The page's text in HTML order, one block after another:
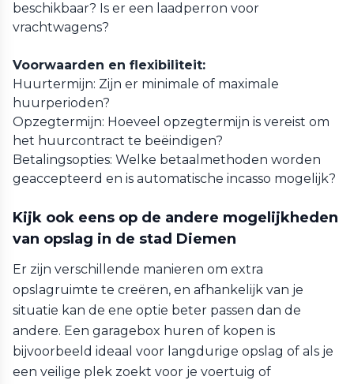
beschikbaar? Is er een laadperron voor
vrachtwagens?
Voorwaarden en flexibiliteit:
Huurtermijn: Zijn er minimale of maximale
huurperioden?
Opzegtermijn: Hoeveel opzegtermijn is vereist om
het huurcontract te beëindigen?
Betalingsopties: Welke betaalmethoden worden
geaccepteerd en is automatische incasso mogelijk?
Kijk ook eens op de andere mogelijkheden
van opslag in de stad Diemen
Er zijn verschillende manieren om extra
opslagruimte te creëren, en afhankelijk van je
situatie kan de ene optie beter passen dan de
andere. Een garagebox huren of kopen is
bijvoorbeeld ideaal voor langdurige opslag of als je
een veilige plek zoekt voor je voertuig of